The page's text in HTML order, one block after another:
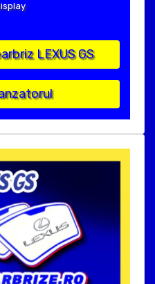
LEXUS GS